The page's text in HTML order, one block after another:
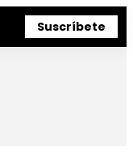
Suscríbete